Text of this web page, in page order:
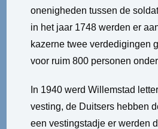
onenigheden tussen de
in het jaar 1748 werden er
kazerne twee verdedigingen
voor ruim 800 personen
In 1940 werd Willemstad
vesting, de Duitsers hebben
een vestingstadje er werden